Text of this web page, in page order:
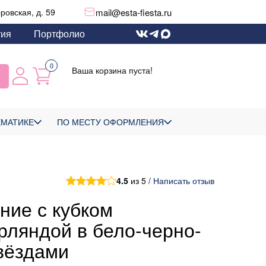
д. 59 mail@esta-fiesta.ru
Портфолио
0 Ваша корзина пуста!
ПО МЕСТУ ОФОРМЛЕНИЯ
4.5 из 5 / Написать отзыв
с кубком
в бело-черно-